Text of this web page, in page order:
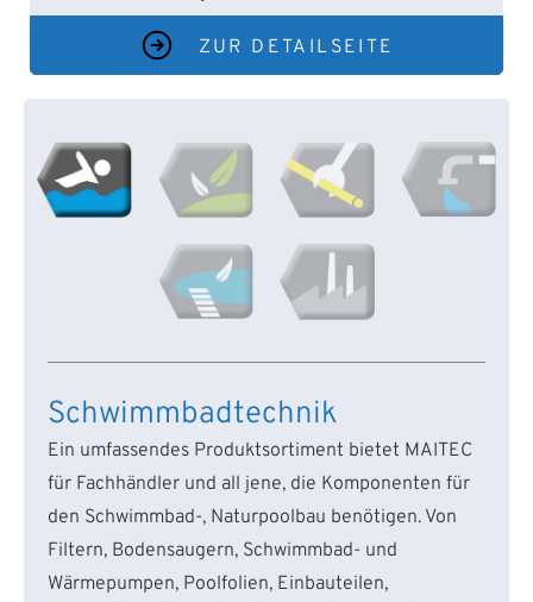
ZUR DETAILSEITE
Schwimmbadtechnik
Ein umfassendes Produktsortiment bietet MAITEC
für Fachhändler und all jene, die Komponenten für
den Schwimmbad-, Naturpoolbau benötigen. Von
Filtern, Bodensaugern, Schwimmbad- und
Wärmepumpen, Poolfolien, Einbauteilen,